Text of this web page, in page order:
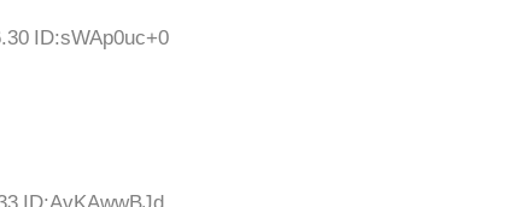
ID:sWAp0uc+0
ID:AvKAwwBJd